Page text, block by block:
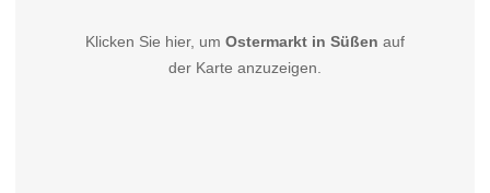
Klicken Sie hier, um Ostermarkt in Süßen auf
der Karte anzuzeigen.